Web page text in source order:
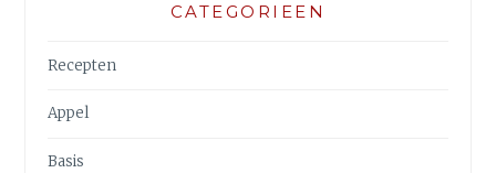
CATEGORIEEN
Recepten
Appel
Basis